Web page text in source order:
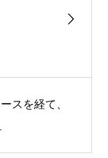
スを経て、